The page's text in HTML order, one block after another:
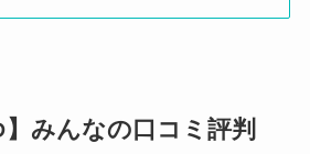
】みんなの口コミ評判